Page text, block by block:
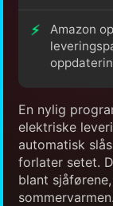
Amazon
En nylig
elektriske
automatisk
forlater setet.
blant
sommervarmen.